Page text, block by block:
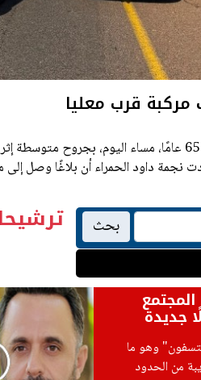
مركبة قرب معليا
أُصيب رجل يبلغ من العمر نحو 65 عامًا، مساء اليوم،
بحث ترشيحا
جديدة
وهو ما
من الحدود